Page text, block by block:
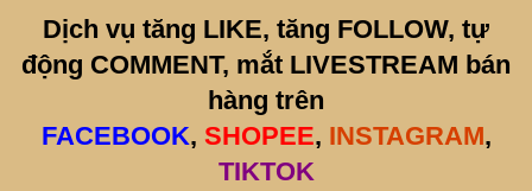
Dịch vụ tăng LIKE, tăng FOLLOW, tự
động COMMENT, mắt LIVESTREAM bán
hàng trên
FACEBOOK, SHOPEE, INSTAGRAM,
TIKTOK